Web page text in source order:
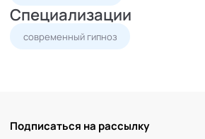
Специализации
современный гипноз
Подписаться на рассылку